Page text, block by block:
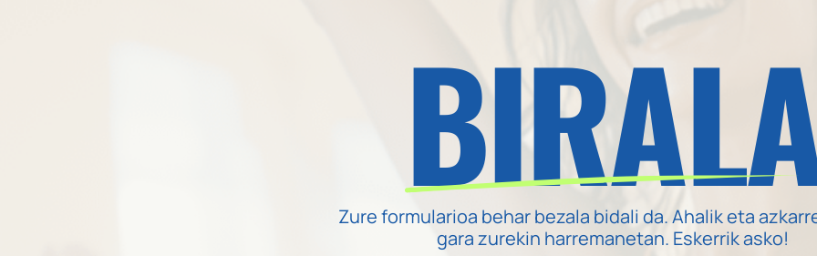
Zure formularioa behar bezala bidali da. Ahalik eta
gara zurekin harremanetan. Eskerrik asko!